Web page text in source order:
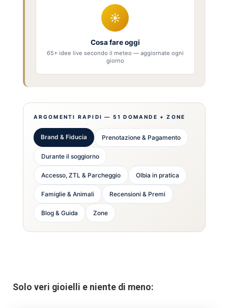
☀
Cosa fare oggi
65+ idee live secondo il meteo — aggiornate ogni
giorno
ARGOMENTI RAPIDI — 51 DOMANDE + ZONE
Brand & Fiducia Prenotazione & Pagamento
Durante il soggiorno
Accesso, ZTL & Parcheggio Olbia in pratica
Famiglie & Animali Recensioni & Premi
Blog & Guida Zone
Solo veri gioielli e niente di meno: